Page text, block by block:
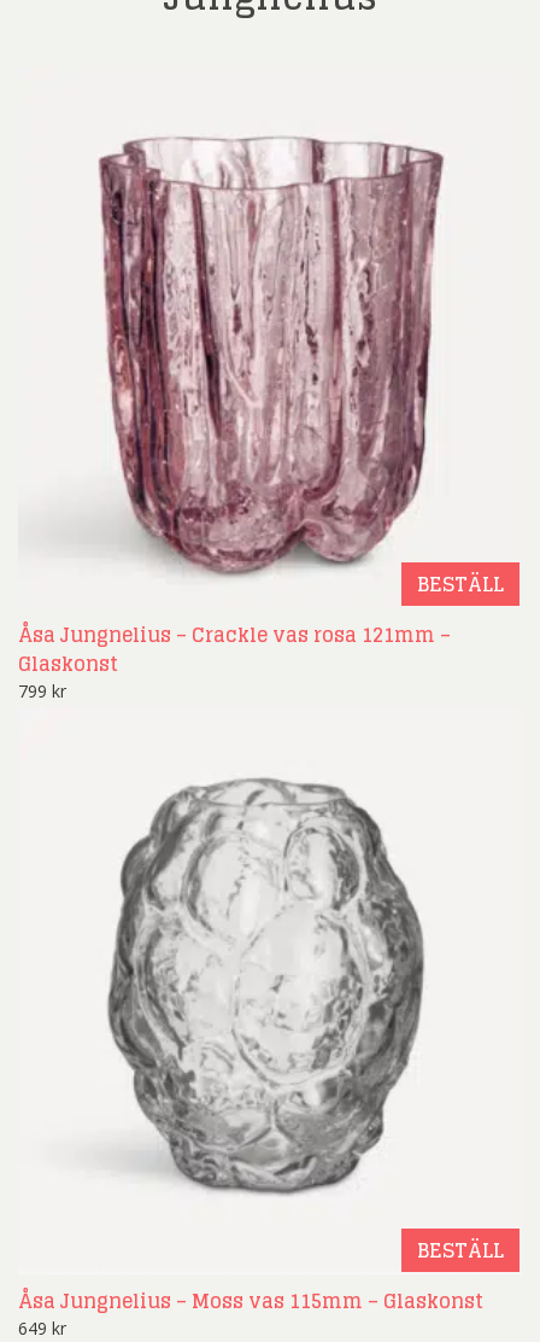
BESTÄLL
Åsa Jungnelius – Crackle vas rosa 121mm –
Glaskonst
799 kr
BESTÄLL
Åsa Jungnelius – Moss vas 115mm – Glaskonst
649 kr